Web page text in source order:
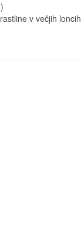
v večjih loncih